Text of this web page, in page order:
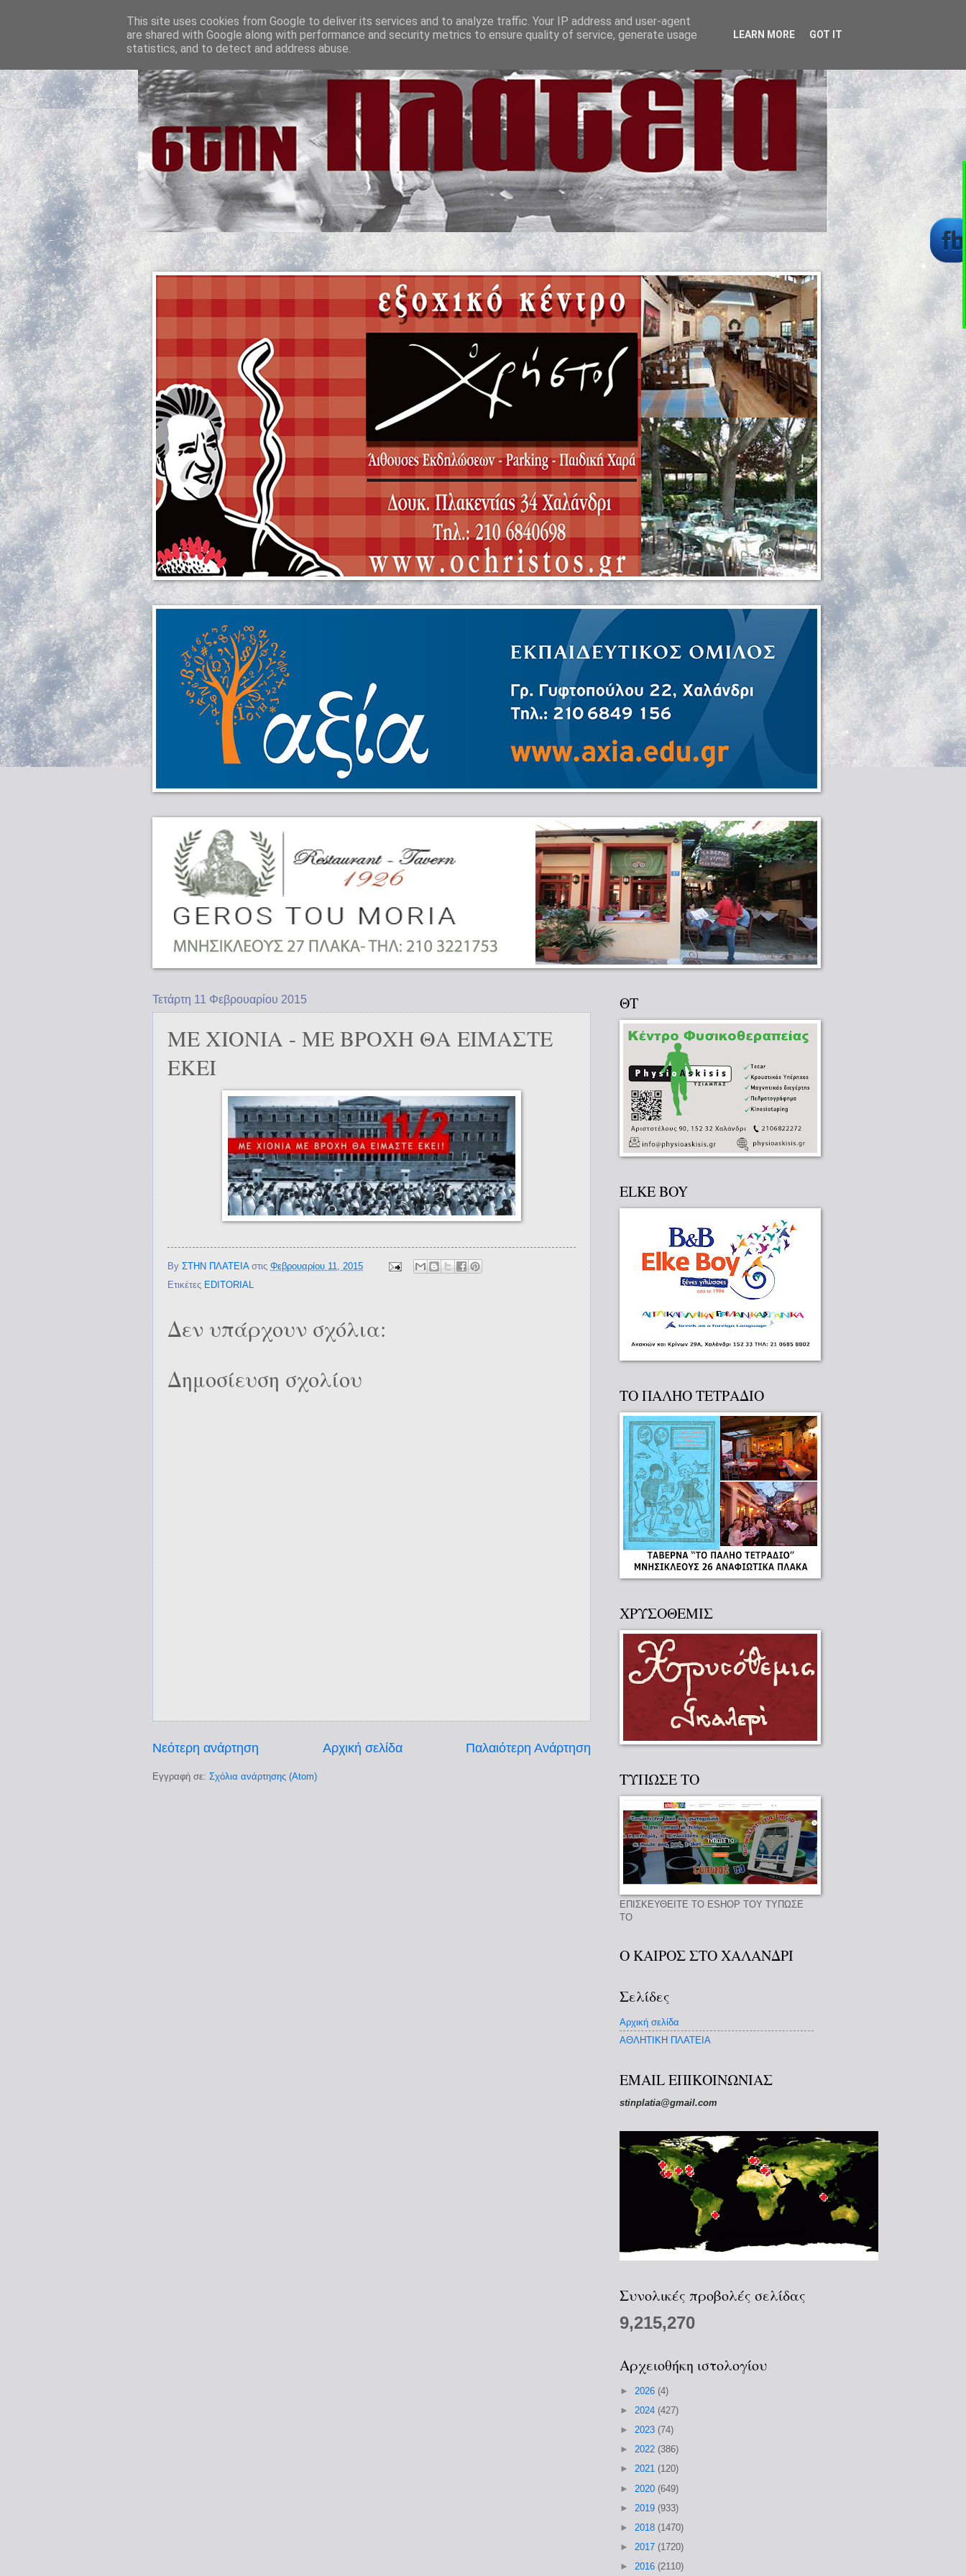
Τετάρτη 11 Φεβρουαρίου 2015
ΜΕ ΧΙΟΝΙΑ - ΜΕ ΒΡΟΧΗ ΘΑ ΕΙΜΑΣΤΕ
ΕΚΕΙ
By ΣΤΗΝ ΠΛΑΤΕΙΑ στις Φεβρουαρίου 11, 2015
Ετικέτες EDITORIAL
Δεν υπάρχουν σχόλια:
Δημοσίευση σχολίου
Νεότερη ανάρτηση Παλαιότερη Ανάρτηση
Αρχική σελίδα
Εγγραφή σε: Σχόλια ανάρτησης (Atom)
ΘΤ
ELKE BOY
ΤΟ ΠΑΛΗΟ ΤΕΤΡΑΔΙΟ
ΧΡΥΣΟΘΕΜΙΣ
ΤΥΠΩΣΕ ΤΟ
ΕΠΙΣΚΕΥΘΕΙΤΕ ΤΟ ESHOP ΤΟΥ ΤΥΠΩΣΕ
ΤΟ
Ο ΚΑΙΡΟΣ ΣΤΟ ΧΑΛΑΝΔΡΙ
Σελίδες
Αρχική σελίδα
ΑΘΛΗΤΙΚΗ ΠΛΑΤΕΙΑ
EMAIL ΕΠΙΚΟΙΝΩΝΙΑΣ
stinplatia@gmail.com
Συνολικές προβολές σελίδας
9,215,270
Αρχειοθήκη ιστολογίου
► 2026 (4)
► 2024 (427)
► 2023 (74)
► 2022 (386)
► 2021 (120)
► 2020 (649)
► 2019 (933)
► 2018 (1470)
► 2017 (1720)
► 2016 (2110)
This site uses cookies from Google to deliver its services and to analyze traffic. Your IP address and user-agent
are shared with Google along with performance and security metrics to ensure quality of service, generate usage
statistics, and to detect and address abuse.
LEARN MORE GOT IT